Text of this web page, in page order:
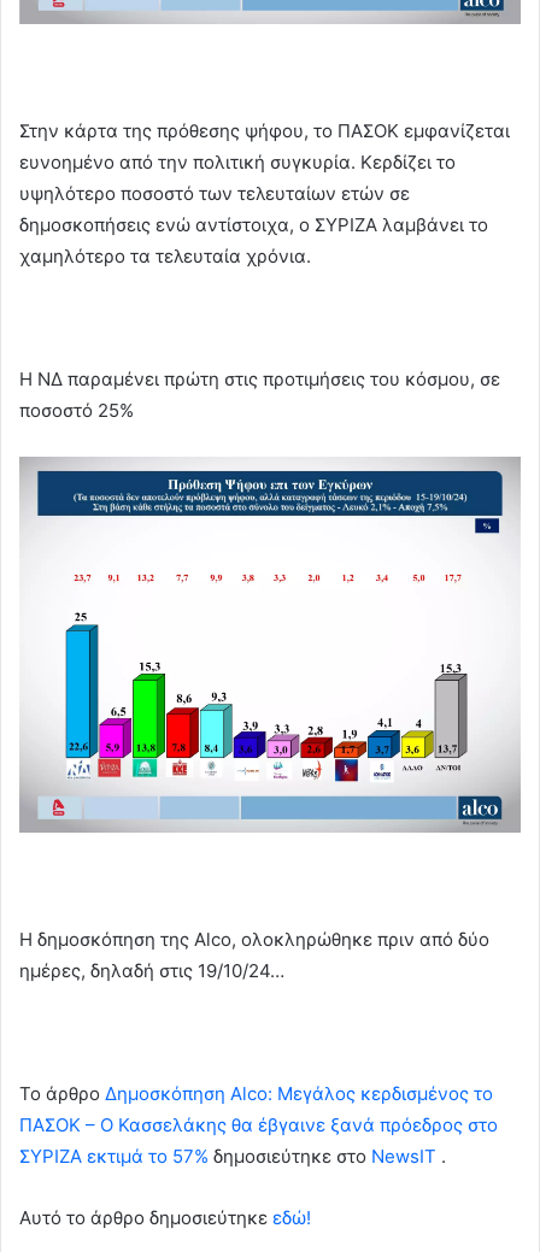
Στην κάρτα της πρόθεσης ψήφου, το ΠΑΣΟΚ εμφανίζεται
ευνοημένο από την πολιτική συγκυρία. Κερδίζει το
υψηλότερο ποσοστό των τελευταίων ετών σε
δημοσκοπήσεις ενώ αντίστοιχα, ο ΣΥΡΙΖΑ λαμβάνει το
χαμηλότερο τα τελευταία χρόνια.
Η ΝΔ παραμένει πρώτη στις προτιμήσεις του κόσμου, σε
ποσοστό 25%
Η δημοσκόπηση της Alco, ολοκληρώθηκε πριν από δύο
ημέρες, δηλαδή στις 19/10/24…
To άρθρο Δημοσκόπηση Alco: Μεγάλος κερδισμένος το
ΠΑΣΟΚ – Ο Κασσελάκης θα έβγαινε ξανά πρόεδρος στο
ΣΥΡΙΖΑ εκτιμά το 57% δημοσιεύτηκε στο NewsIT .
Αυτό το άρθρο δημοσιεύτηκε εδώ!